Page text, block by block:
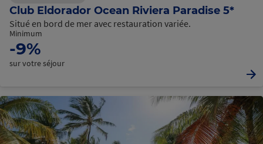
Club Eldorador Ocean Riviera Paradise 5*
Situé en bord de mer avec restauration variée.
Minimum
-9%
sur votre séjour